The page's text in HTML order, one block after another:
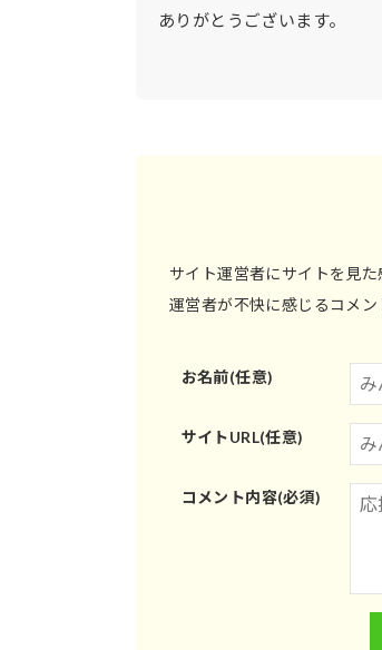
ありがとうございます。
サイト運営者にサイトを見
運営者が不快に感じるコメン
お名前(任意)
サイトURL(任意)
コメント内容(必須)